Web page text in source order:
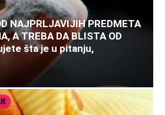
NAJPRLJAVIJIH PREDMETA
A TREBA DA BLISTA OD
šta je u pitanju,